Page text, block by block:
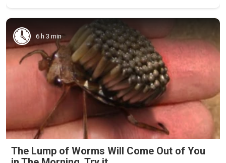
6 h 3 min
The Lump of Worms Will Come Out of You